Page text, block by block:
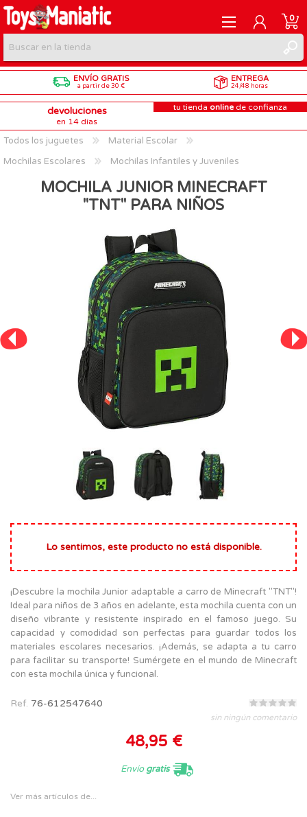
REGISTRARME
INICIAR SESIÓN
0
ENVÍO GRATIS
a partir de 30 €
ENTREGA
24/48 horas
devoluciones
en 14 días
tu tienda online de confianza
Todos los juguetes
Material Escolar
Mochilas Escolares
Mochilas Infantiles y Juveniles
MOCHILA JUNIOR MINECRAFT
"TNT" PARA NIÑOS
Lo sentimos, este producto no está disponible.
¡Descubre la mochila Junior adaptable a carro de Minecraft "TNT"!
Ideal para niños de 3 años en adelante, esta mochila cuenta con un
diseño vibrante y resistente inspirado en el famoso juego. Su
capacidad y comodidad son perfectas para guardar todos los
materiales escolares necesarios. ¡Además, se adapta a tu carro
para facilitar su transporte! Sumérgete en el mundo de Minecraft
con esta mochila única y funcional.
Ref. 76-612547640
sin ningún comentario
48,95 €
Envíogratis
Ver más artículos de...